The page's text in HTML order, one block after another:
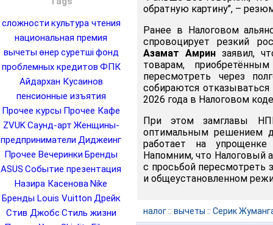
сложности культура чтения
национальная премия
вычеты өнер суретшіфонд
проблемных кредитов ФПК
Айдархан Кусаинов
пенсионные изъятия
Прочее курсы Прочее Кафе
ZVUKСаунд-арт Женщины-
предприниматели Диджеинг
Прочее Вечеринки Бренды
ASUS Событие презентация
Назира Касенова Nike
Бренды Louis Vuitton Дрейк
Стив Джобс Стиль жизни
обратную картину", –
Ранее в Налоговом
спровоцирует резкий
Азамат Амрин заявил,
товарам,
пересмотреть через
собираются
2026 года в Налоговом
При этом замглавы
оптимальным решением
работает на
Напомним, что Налоговый
с просьбой пересмотреть
и общеустановленном
налог:: вычеты :: Серик